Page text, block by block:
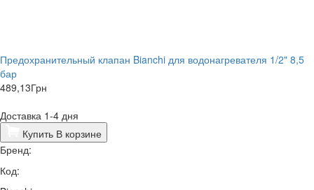
Предохранительный клапан Bianchi для водонагревателя 1/2" 8,5
бар
489,13Грн
Доставка 1-4 дня
Купить В корзине
Бренд:
Код: